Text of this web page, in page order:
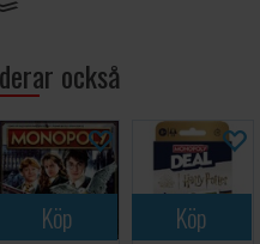
vil svare.
ellers ikke ville kommet på
också
Köp Köp